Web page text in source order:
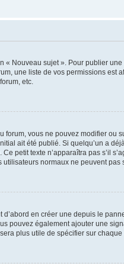
Nouveau sujet ». Pour publier
une liste de vos permissions
etc.
vous ne pouvez modifier
ait été publié. Si quelqu’un a
petit texte n’apparaîtra pas s’il
normaux ne peuvent
en créer une depuis le
pouvez également ajouter une
plus utile de spécifier sur